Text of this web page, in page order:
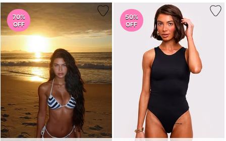
70%
OFF
50%
OFF